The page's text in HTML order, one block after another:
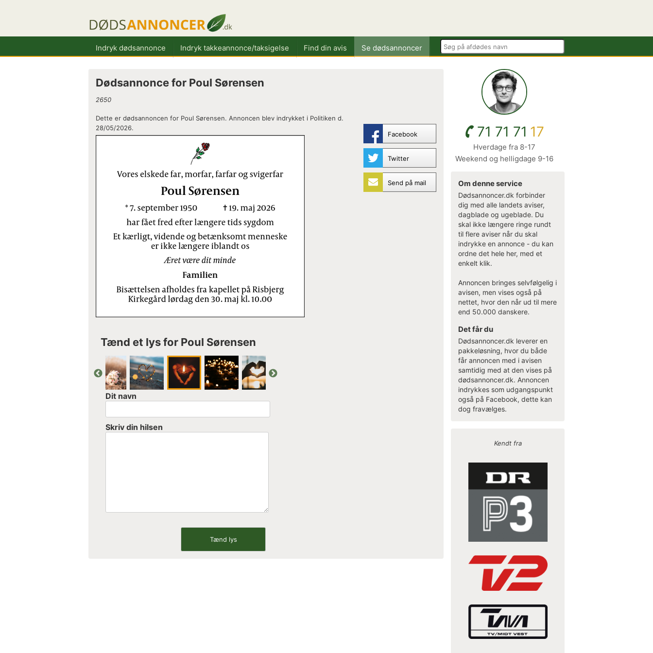
Indryk dødsannonce Indryk takkeannonce/taksigelse Find din avis Se dødsannoncer
Dødsannonce for Poul Sørensen
2650
Facebook
Twitter
Send på mail
Dette er dødsannoncen for Poul Sørensen. Annoncen blev indrykket i Politiken d.
28/05/2026.
Tænd et lys for Poul Sørensen
Dit navn
Skriv din hilsen
71 71 71 17
Hverdage fra 8-17
Weekend og helligdage 9-16
Om denne service
Dødsannoncer.dk forbinder
dig med alle landets aviser,
dagblade og ugeblade. Du
skal ikke længere ringe rundt
til flere aviser når du skal
indrykke en annonce - du kan
ordne det hele her, med et
enkelt klik.
Annoncen bringes selvfølgelig i
avisen, men vises også på
nettet, hvor den når ud til mere
end 50.000 danskere.
Det får du
Dødsannoncer.dk leverer en
pakkeløsning, hvor du både
får annoncen med i avisen
samtidig med at den vises på
dødsannoncer.dk. Annoncen
indrykkes som udgangspunkt
også på Facebook, dette kan
dog fravælges.
Kendt fra